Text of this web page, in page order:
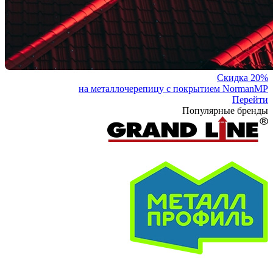
Скидка 20%
на металлочерепицу с покрытием NormanMP
Перейти
Популярные бренды